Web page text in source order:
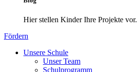
Hier stellen Kinder Ihre Projekte vor.
Fördern
Unsere Schule
Unser Team
Schulprogramm